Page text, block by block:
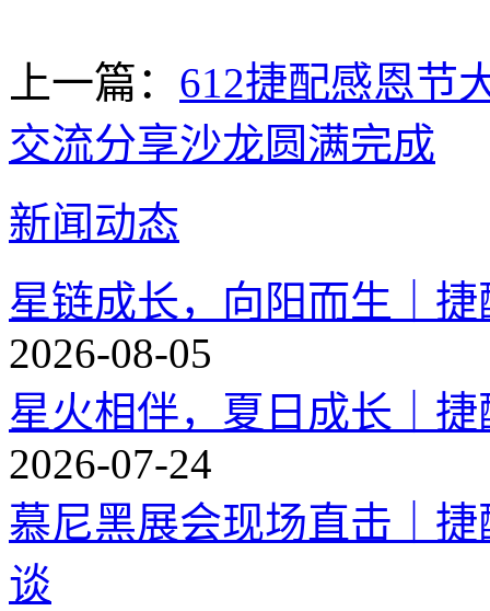
上一篇： 612捷配感恩节
交流分享沙龙圆满完成
新闻动态
星链成长，向阳而生｜
2026-08-05
星火相伴，夏日成长｜
2026-07-24
慕尼黑展会现场直击｜
谈